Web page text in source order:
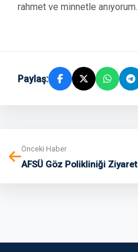
rahmet ve minnetle
Paylaş:
Önceki Haber
AFSÜ Göz Polikliniği Ziyaret